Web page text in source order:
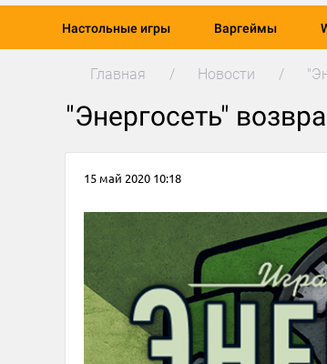
Настольные игры Варгеймы
Главная Новости
"Энергосеть"
15 май 2020 10:18